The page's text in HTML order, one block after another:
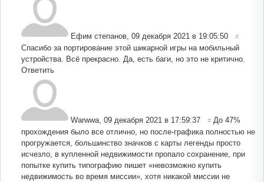
Ефим степанов, 09 декабря 2021 в 19:05:50 #
Спасибо за портирование этой шикарной игры на мобильный
устройства. Всё прекрасно. Да, есть баги, но это не критично.
Ответить
Warwwa, 09 декабря 2021 в 17:59:37 # До 47%
прохождения было все отлично, но после-графика полностью не
прогружается, большинство значков с карты легенды просто
исчезло, в купленной недвижимости пропало сохранение, при
попытке купить типографию пишет «невозможно купить
недвижимость во время миссии», хотя никакой миссии не